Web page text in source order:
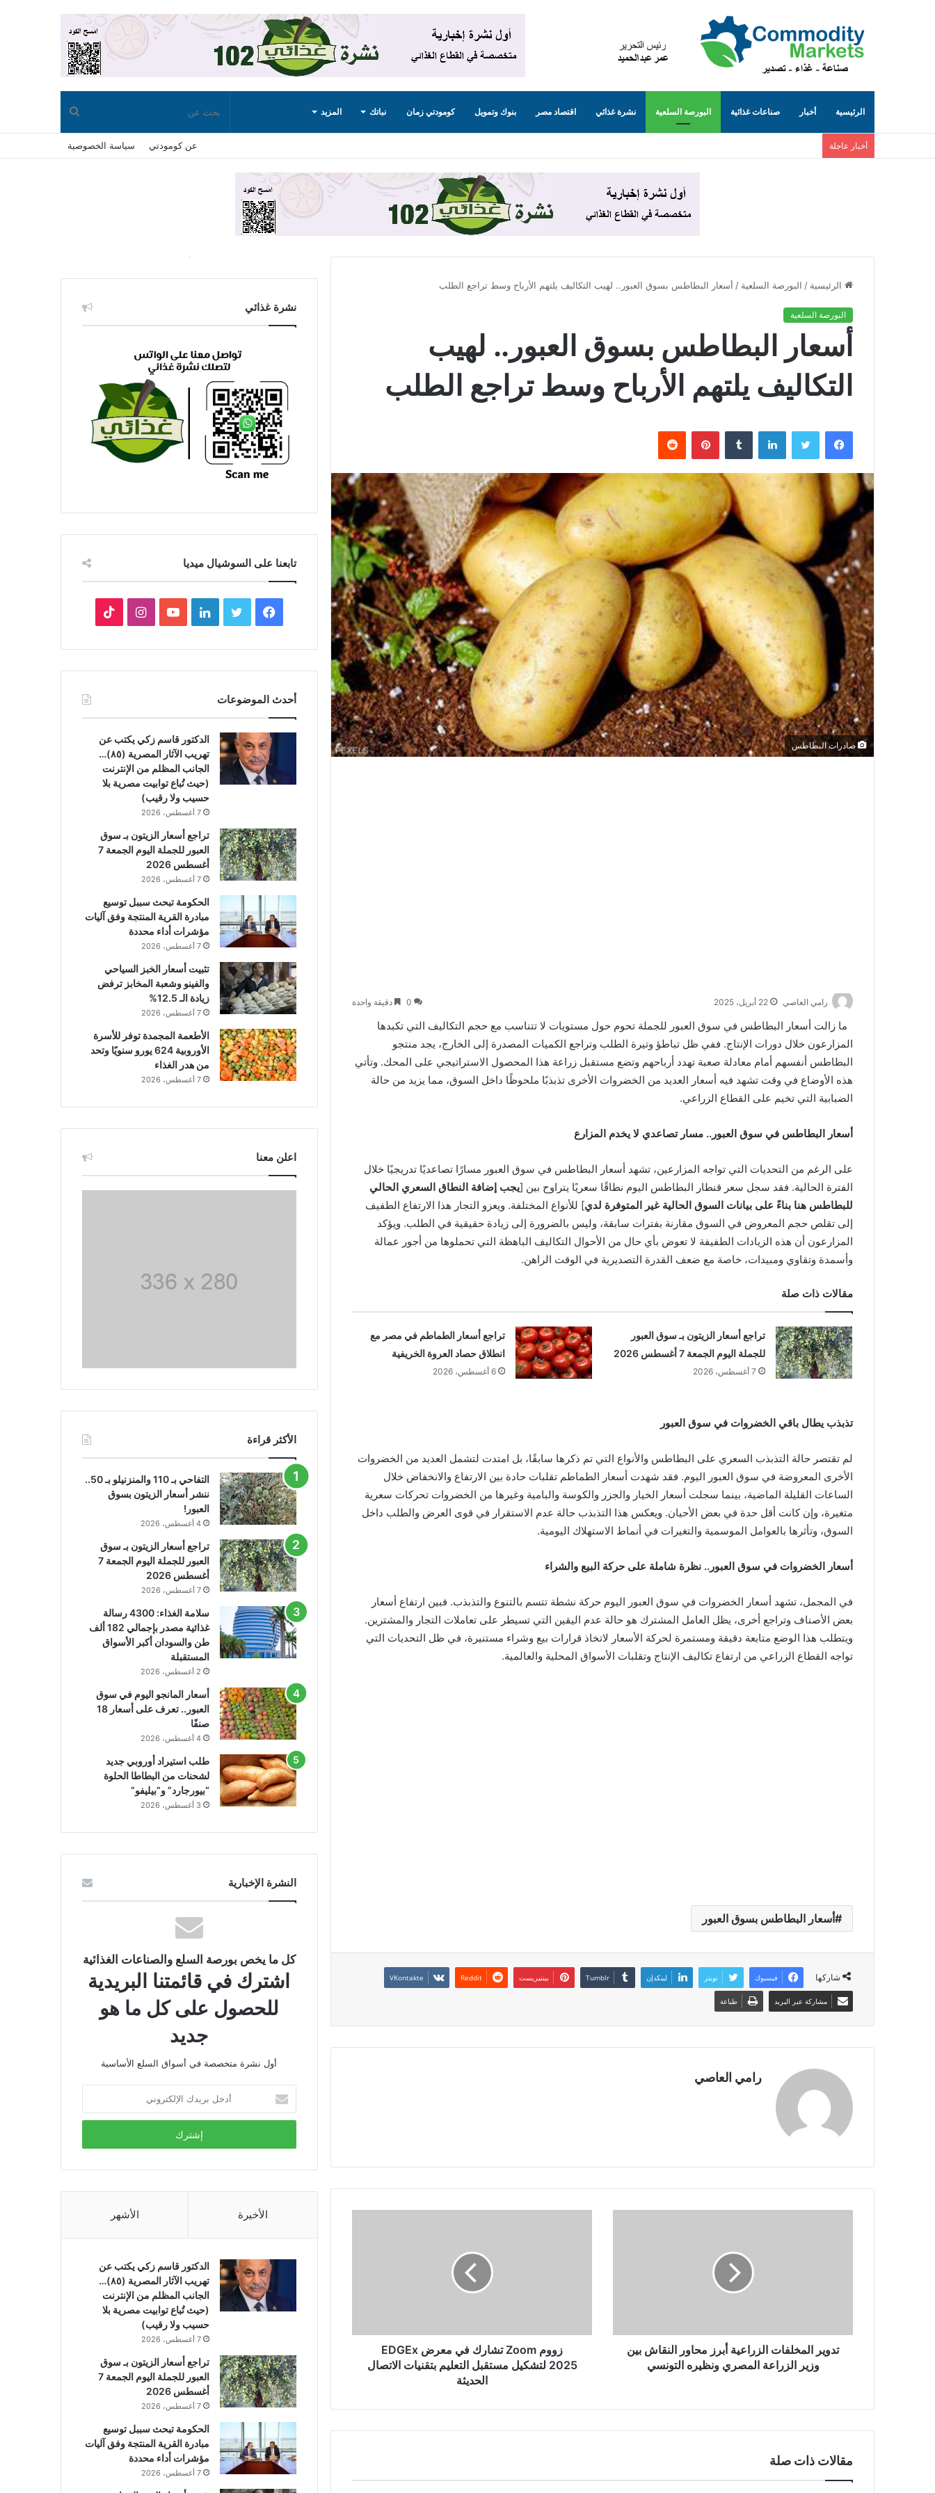
الرئيسية أخبار صناعات غذائية البورصة السلعية نشرة غذائي اقتصاد مصر بنوك وتمويل كومودتي زمان نباتك المزيد بحث
عن
أخبار عاجلة عن كومودتي سياسة الخصوصية
الرئيسية / البورصة السلعية / أسعار البطاطس بسوق العبور.. لهيب التكاليف يلتهم الأرباح وسط تراجع الطلب
البورصة السلعية
أسعار البطاطس بسوق العبور.. لهيب
التكاليف يلتهم الأرباح وسط تراجع الطلب
فيسبوك تويتر لينكدإن بينتيريست
صادرات البطاطس
رامي العاصي 22 أبريل، 2025 0 دقيقة واحدة
ما زالت أسعار البطاطس في سوق العبور للجملة تحوم حول مستويات لا تتناسب مع حجم التكاليف التي تكبدها
المزارعون خلال دورات الإنتاج. ففي ظل تباطؤ وتيرة الطلب وتراجع الكميات المصدرة إلى الخارج، يجد منتجو
البطاطس أنفسهم أمام معادلة صعبة تهدد أرباحهم وتضع مستقبل زراعة هذا المحصول الاستراتيجي على المحك. وتأتي
هذه الأوضاع في وقت تشهد فيه أسعار العديد من الخضروات الأخرى تذبذبًا ملحوظًا داخل السوق، مما يزيد من حالة
الضبابية التي تخيم على القطاع الزراعي.
أسعار البطاطس في سوق العبور.. مسار تصاعدي لا يخدم المزارع
على الرغم من التحديات التي تواجه المزارعين، تشهد أسعار البطاطس في سوق العبور مسارًا تصاعديًا تدريجيًا خلال
الفترة الحالية. فقد سجل سعر قنطار البطاطس اليوم نطاقًا سعريًا يتراوح بين [يجب إضافة النطاق السعري الحالي
للبطاطس هنا بناءً على بيانات السوق الحالية غير المتوفرة لدي] للأنواع المختلفة. ويعزو التجار هذا الارتفاع الطفيف
إلى تقلص حجم المعروض في السوق مقارنة بفترات سابقة، وليس بالضرورة إلى زيادة حقيقية في الطلب. ويؤكد
المزارعون أن هذه الزيادات الطفيفة لا تعوض بأي حال من الأحوال التكاليف الباهظة التي تحملوها من أجور عمالة
وأسمدة وتقاوي ومبيدات، خاصة مع ضعف القدرة التصديرية في الوقت الراهن.
مقالات ذات صلة
تراجع أسعار الزيتون بـ سوق العبور
للجملة اليوم الجمعة 7 أغسطس 2026
7 أغسطس، 2026
تراجع أسعار الطماطم في مصر مع
انطلاق حصاد العروة الخريفية
6 أغسطس، 2026
تذبذب يطال باقي الخضروات في سوق العبور
لم تقتصر حالة التذبذب السعري على البطاطس والأنواع التي تم ذكرها سابقًا، بل امتدت لتشمل العديد من الخضروات
الأخرى المعروضة في سوق العبور اليوم. فقد شهدت أسعار الطماطم تقلبات حادة بين الارتفاع والانخفاض خلال
الساعات القليلة الماضية، بينما سجلت أسعار الخيار والجزر والكوسة والبامية وغيرها من الخضروات تحركات سعرية
متغيرة، وإن كانت أقل حدة في بعض الأحيان. ويعكس هذا التذبذب حالة عدم الاستقرار في قوى العرض والطلب داخل
السوق، وتأثرها بالعوامل الموسمية والتغيرات في أنماط الاستهلاك اليومية.
أسعار الخضروات في سوق العبور.. نظرة شاملة على حركة البيع والشراء
في المجمل، تشهد أسعار الخضروات في سوق العبور اليوم حركة نشطة تتسم بالتنوع والتذبذب. فبين ارتفاع أسعار
بعض الأصناف وتراجع أخرى، يظل العامل المشترك هو حالة عدم اليقين التي تسيطر على تعاملات التجار والمشترين.
ويتطلب هذا الوضع متابعة دقيقة ومستمرة لحركة الأسعار لاتخاذ قرارات بيع وشراء مستنيرة، في ظل التحديات التي
تواجه القطاع الزراعي من ارتفاع تكاليف الإنتاج وتقلبات الأسواق المحلية والعالمية.
أسعار البطاطس بسوق العبور
شاركها فيسبوك تويتر لينكدإن بينتيريست
مشاركة عبر البريد طباعة
رامي العاصي
تدوير المخلفات الزراعية أبرز محاور النقاش بين
وزير الزراعة المصري ونظيره التونسي
زووم Zoom تشارك في معرض EDGEx
2025 لتشكيل مستقبل التعليم بتقنيات الاتصال
الحديثة
مقالات ذات صلة
نشرة غذائي
تابعنا على السوشيال ميديا
فيسبوكتويتر لينكدإنيوتيوبانستقرام
أحدث الموضوعات
الدكتور قاسم زكي يكتب عن
تهريب الآثار المصرية (٨٥)…
الجانب المظلم من الإنترنت
(حيث تُباع توابيت مصرية بلا
حسيب ولا رقيب)
7 أغسطس، 2026
تراجع أسعار الزيتون بـ سوق
العبور للجملة اليوم الجمعة 7
أغسطس 2026
7 أغسطس، 2026
الحكومة تبحث سببل توسيع
مبادرة القرية المنتجة وفق آليات
مؤشرات أداء محددة
7 أغسطس، 2026
تثبيت أسعار الخبز السياحي
والفينو وشعبة المخابز ترفض
زيادة الـ 12.5%
7 أغسطس، 2026
الأطعمة المجمدة توفر للأسرة
الأوروبية 624 يورو سنويًا وتحد
من هدر الغذاء
7 أغسطس، 2026
اعلن معنا
الأكثر قراءة
التفاحي بـ 110 والمنزنيلو بـ 50..
ننشر أسعار الزيتون بسوق
العبور!
4 أغسطس، 2026
تراجع أسعار الزيتون بـ سوق
العبور للجملة اليوم الجمعة 7
أغسطس 2026
7 أغسطس، 2026
سلامة الغذاء: 4300 رسالة
غذائية مصدر بإجمالي 182 ألف
طن والسودان أكبر الأسواق
المستقبلة
2 أغسطس، 2026
أسعار المانجو اليوم في سوق
العبور.. تعرف على أسعار 18
صنفًا
4 أغسطس، 2026
طلب استيراد أوروبي جديد
لشحنات من البطاطا الحلوة
“بيورجارد” و”بيليفو”
3 أغسطس، 2026
النشرة الإخبارية
كل ما يخص بورصة السلع والصناعات الغذائية
اشترك في قائمتنا البريدية
للحصول على كل ما هو
جديد
أول نشرة متخصصة في أسواق السلع الأساسية
بريدك
الإلكتروني
الأخيرة الأشهر
الدكتور قاسم زكي يكتب عن
تهريب الآثار المصرية (٨٥)…
الجانب المظلم من الإنترنت
(حيث تُباع توابيت مصرية بلا
حسيب ولا رقيب)
7 أغسطس، 2026
تراجع أسعار الزيتون بـ سوق
العبور للجملة اليوم الجمعة 7
أغسطس 2026
7 أغسطس، 2026
الحكومة تبحث سببل توسيع
مبادرة القرية المنتجة وفق آليات
مؤشرات أداء محددة
7 أغسطس، 2026